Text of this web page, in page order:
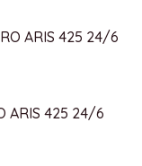
ARIS 425 24/6